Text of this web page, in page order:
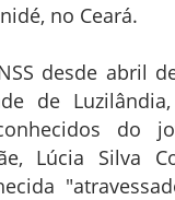
no Ceará.
desde abril
de
do
Lúcia Silva